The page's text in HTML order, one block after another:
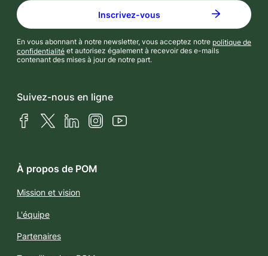
En vous abonnant à notre newsletter, vous acceptez notre politique de
confidentialité et autorisez également à recevoir des e-mails
contenant des mises à jour de notre part.
Suivez-nous en ligne
FacebookX (Twitter)LinkedInInstagramYouTube
À propos de POM
Mission et vision
L'équipe
Partenaires